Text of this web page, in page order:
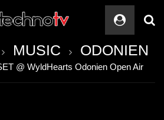
MUSIC ODONIEN
@ WyldHearts Odonien Open Air